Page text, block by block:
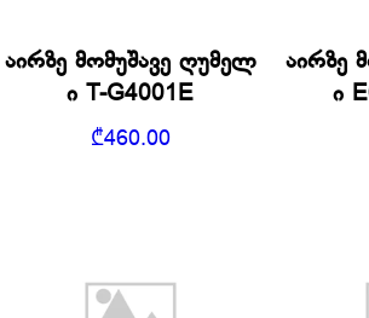
აირზე მომუშავე ღუმელ
ი T-G4001E
₾460.00
აირზე
ი